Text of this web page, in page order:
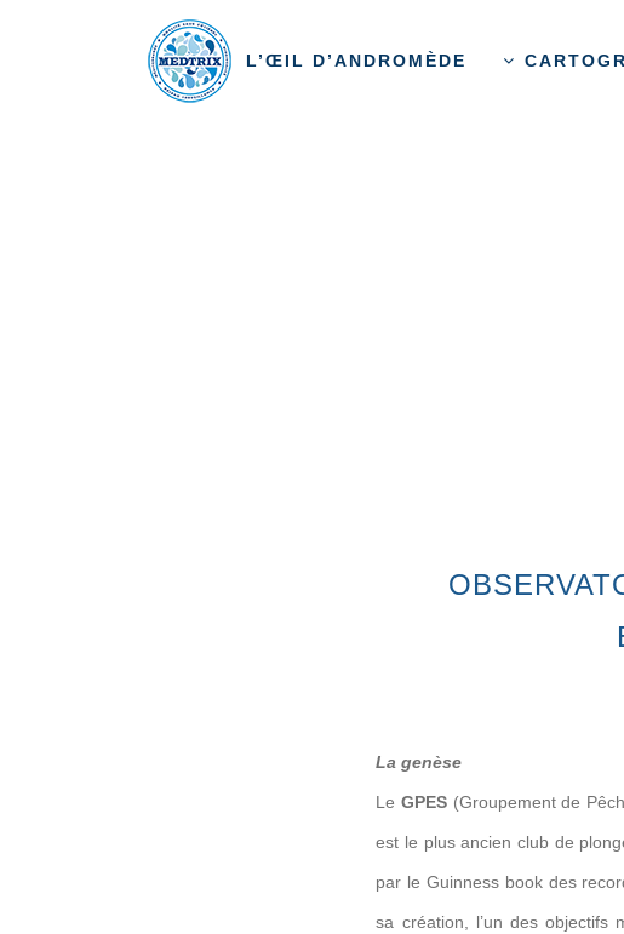
L’ŒIL D’ANDROMÈDE
La genèse
Le GPES (Groupement de
est le plus ancien club de
par le Guinness book des
sa création, l’un des objectifs